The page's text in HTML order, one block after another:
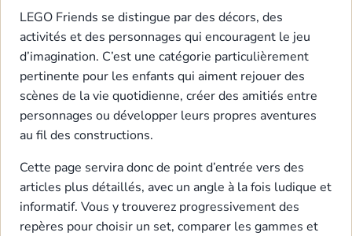
LEGO Friends se distingue par des décors, des
activités et des personnages qui encouragent le jeu
d’imagination. C’est une catégorie particulièrement
pertinente pour les enfants qui aiment rejouer des
scènes de la vie quotidienne, créer des amitiés entre
personnages ou développer leurs propres aventures
au fil des constructions.
Cette page servira donc de point d’entrée vers des
articles plus détaillés, avec un angle à la fois ludique et
informatif. Vous y trouverez progressivement des
repères pour choisir un set, comparer les gammes et